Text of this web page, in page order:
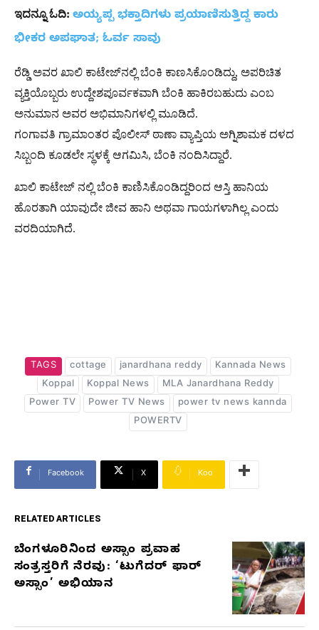
ಇದನ್ನೂ ಓದಿ: ಅಯ್ಯಪ್ಪ ಭಕ್ತಾದಿಗಳು ಪ್ರಯಾಣಿಸುತ್ತಿದ್ದ ಕಾರು
ಭೀಕರ ಅಪಘಾತ; ಓರ್ವ ಸಾವು
ರೆಡ್ಡಿ ಅವರ ಖಾಲಿ ಕಾಟೇಜ್‌ನಲ್ಲಿ ಬೆಂಕಿ ಕಾಣಸಿಕೊಂಡಿದ್ದು, ಅಪರಿಚಿತ
ವ್ಯಕ್ತಿಯೊಬ್ಬರು ಉದ್ದೇಶಪೂರ್ವಕವಾಗಿ ಬೆಂಕಿ ಹಾಕಿರಬಹುದು ಎಂಬ
ಅನುಮಾನ ಅವರ ಅಭಿಮಾನಿಗಳಲ್ಲಿ ಮೂಡಿದೆ.
ಗಂಗಾವತಿ ಗ್ರಾಮಾಂತರ ಪೊಲೀಸ್ ಠಾಣಾ ವ್ಯಾಪ್ತಿಯ ಅಗ್ನಿಶಾಮಕ ದಳದ
ಸಿಬ್ಬಂದಿ ಕೂಡಲೇ ಸ್ಥಳಕ್ಕೆ ಆಗಮಿಸಿ, ಬೆಂಕಿ ನಂದಿಸಿದ್ದಾರೆ.
ಖಾಲಿ ಕಾಟೇಜ್ ನಲ್ಲಿ ಬೆಂಕಿ ಕಾಣಿಸಿಕೊಂಡಿದ್ದರಿಂದ ಆಸ್ತಿ ಹಾನಿಯ
ಹೊರತಾಗಿ ಯಾವುದೇ ಜೀವ ಹಾನಿ ಅಥವಾ ಗಾಯಗಳಾಗಿಲ್ಲ ಎಂದು
ವರದಿಯಾಗಿದೆ.
TAGS cottage janardhana reddy
Kannada News
Koppal
Koppal News
MLA Janardhana Reddy
Power TV
Power TV News
power tv news kannda
POWERTV
Facebook X Koo
RELATED ARTICLES
RELATED
ARTICLES
ಬೆಂಗಳೂರಿನಿಂದ ಅಸ್ಸಾಂ ಪ್ರವಾಹ
ಸಂತ್ರಸ್ತರಿಗೆ ನೆರವು: ‘ಟುಗೆದರ್ ಫಾರ್
ಅಸ್ಸಾಂ’ ಅಭಿಯಾನ